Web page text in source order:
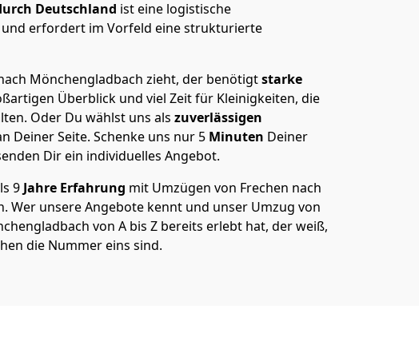
Deutschland ist eine logistische
erfordert im Vorfeld eine strukturierte
Mönchen­gladbach zieht, der benötigtstarke
Überblick und viel Zeit für Kleinigkeiten, die
Oder Du wählst uns als zuverlässigen
Deiner Seite. Schenke uns nur 5 Minuten Deiner
Dir ein individuelles Angebot.
9 Jahre Erfahrung mit Umzügen von Frechen nach
Wer unsere Angebote kennt und unser Umzug von
von A bis Z bereits erlebt hat, der weiß,
die Nummer eins sind.